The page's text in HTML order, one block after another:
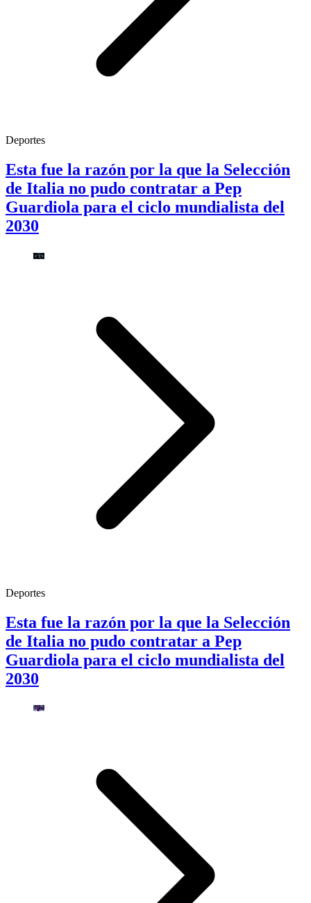
Deportes
Esta fue la razón por la que la Selección
de Italia no pudo contratar a Pep
Guardiola para el ciclo mundialista del
2030
Deportes
Esta fue la razón por la que la Selección
de Italia no pudo contratar a Pep
Guardiola para el ciclo mundialista del
2030